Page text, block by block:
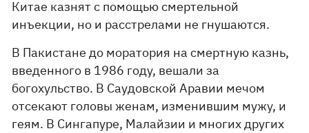
Китае казнят с помощью смертельной
инъекции, но и расстрелами не гнушаются.
В Пакистане до моратория на смертную казнь,
введенного в 1986 году, вешали за
богохульство. В Саудовской Аравии мечом
отсекают головы женам, изменившим мужу, и
геям. В Сингапуре, Малайзии и многих других